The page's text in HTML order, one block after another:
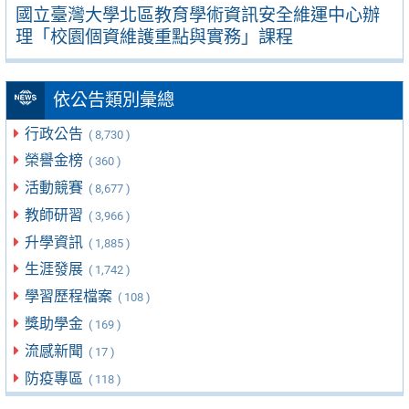
國立臺灣大學北區教育學術資訊安全維運中心辦
理「校園個資維護重點與實務」課程
依公告類別彙總
行政公告 ( 8,730 )
榮譽金榜 ( 360 )
活動競賽 ( 8,677 )
教師研習 ( 3,966 )
升學資訊 ( 1,885 )
生涯發展 ( 1,742 )
學習歷程檔案 ( 108 )
獎助學金 ( 169 )
流感新聞 ( 17 )
防疫專區 ( 118 )